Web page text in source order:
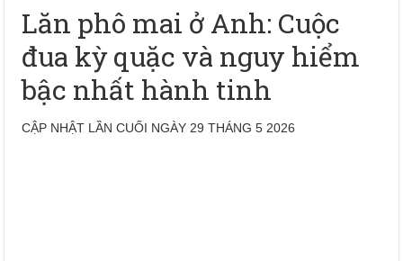
Lăn phô mai ở Anh: Cuộc
đua kỳ quặc và nguy hiểm
bậc nhất hành tinh
CẬP NHẬT LẦN CUỐI NGÀY 29 THÁNG 5 2026